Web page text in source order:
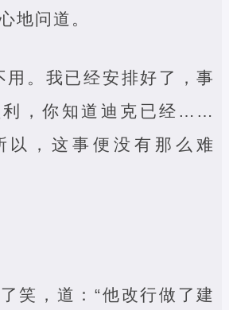
地问道。
用。我已经安排好了，事
，你知道迪克已经……
以，这事便没有那么难
笑，道：“他改行做了建